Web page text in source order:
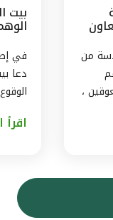
من
،
11 متدربا ، يأتى في إطار
بيت
دعا
حجز
بأن
اقرأ